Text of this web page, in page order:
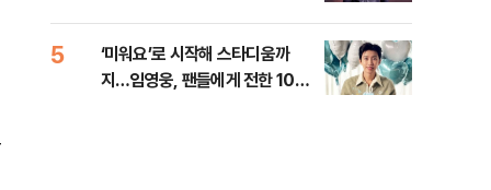
5
‘미워요’로 시작해 스타디움까
지…임영웅, 팬들에게 전한 10주